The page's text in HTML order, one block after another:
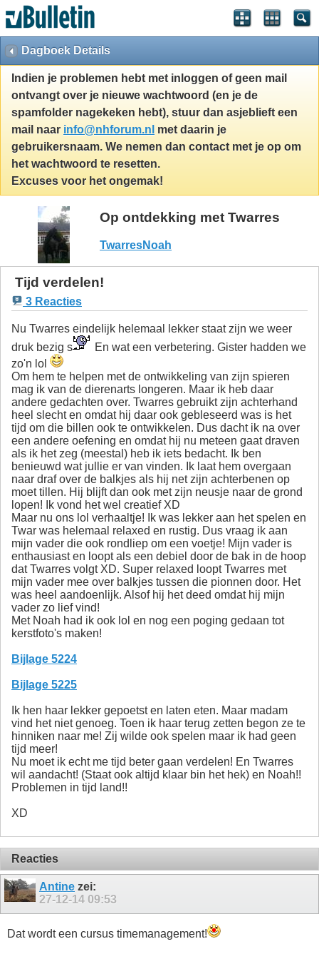
Dagboek Details
Indien je problemen hebt met inloggen of geen mail
ontvangt over je nieuwe wachtwoord (en je de
spamfolder nagekeken hebt), stuur dan asjeblieft een
mail naar info@nhforum.nl met daarin je
gebruikersnaam. We nemen dan contact met je op om
het wachtwoord te resetten.
Excuses voor het ongemak!
Op ontdekking met Twarres
TwarresNoah
Tijd verdelen!
3 Reacties
Nu Twarres eindelijk helemaal lekker staat zijn we weer
druk bezig s
En wat een verbetering. Gister hadden we
zo'n lol
Om hem te helpen met de ontwikkeling van zijn spieren
mag ik van de dierenarts longeren. Maar ik heb daar
andere gedachten over. Twarres gebruikt zijn achterhand
heel slecht en omdat hij daar ook gebleseerd was is het
tijd om die billen ook te ontwikkelen. Dus dacht ik na over
een andere oefening en omdat hij nu meteen gaat draven
als ik het zeg (meestal) heb ik iets bedacht. Ik ben
benieuwd wat jullie er van vinden. Ik laat hem overgaan
naar draf over de balkjes als hij net zijn achterbenen op
moet tillen. Hij blijft dan ook met zijn neusje naar de grond
lopen! Ik vond het wel creatief XD
Maar nu ons lol verhaaltje! Ik was lekker aan het spelen en
Twar was helemaal relaxed en rustig. Dus vraag ik aan
mijn vader die ook rondliep om een voetje! Mijn vader is
enthausiast en loopt als een debiel door de bak in de hoop
dat Twarres volgt XD. Super relaxed loopt Twarres met
mijn vader mee over balkjes tussen die pionnen door. Het
was heel aandoenlijk. Alsof hij het deed omdat hij mijn
vader zo lief vind!
Met Noah had ik ook lol en nog een poging gedaan tot
kerstfoto's maken!
Bijlage 5224
Bijlage 5225
Ik hen haar lekker gepoetst en laten eten. Maar madam
vind het niet genoeg. Toen ik haar terug zetten begon ze te
hinniken naar me! Zij wilde ook spelen maar ik had geen
tijd meer!
Nu moet ik echt me tijd beter gaan verdelen! En Twarres
wil aandacht! (Staat ook altijd klaar bin het hek) en Noah!!
Problemen in tijd land!!
XD
Reacties
Antine zei:
27-12-14 09:53
Dat wordt een cursus timemanagement!